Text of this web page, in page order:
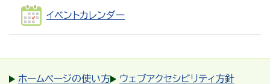
イベントカレンダー
ホームページの使い方
ウェブアクセシビリティ方針